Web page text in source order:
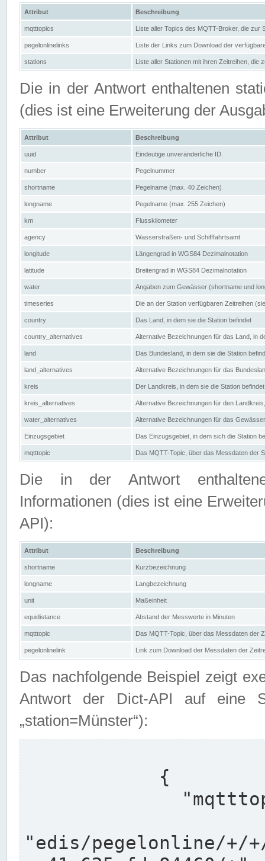
Attribut Beschreibung
mqtttopics Liste aller Topics des MQTT-Broker, die zur
pegelonlinelinks Liste der Links zum Download der
stations Liste aller Stationen mit ihren Zeitreihen, die
Die in der Antwort enthaltenen
(dies ist eine Erweiterung der
Attribut Beschreibung
uuid Eindeutige unveränderliche ID.
number Pegelnummer
shortname Pegelname (max. 40 Zeichen)
longname Pegelname (max. 255 Zeichen)
km Flusskilometer
agency Wasserstraßen- und Schifffahrtsamt
longitude Längengrad in WGS84 Dezimalnotation
latitude Breitengrad in WGS84 Dezimalnotation
water Angaben zum Gewässer (shortname und
timeseries Die an der Station verfügbaren Zeitreihen
country Das Land, in dem sie die Station befindet
country_alternatives Alternative Bezeichnungen für das Land, in
land Das Bundesland, in dem sie die Station
land_alternatives Alternative Bezeichnungen für das
kreis Der Landkreis, in dem sie die Station befindet
kreis_alternatives Alternative Bezeichnungen für den
water_alternatives Alternative Bezeichnungen für das
Einzugsgebiet Das Einzugsgebiet, in dem sich die Station
mqtttopic Das MQTT-Topic, über das Messdaten der
Die in der Antwort
Informationen (dies ist eine
API):
Attribut Beschreibung
shortname Kurzbezeichnung
longname Langbezeichnung
unit Maßeinheit
equidistance Abstand der Messwerte in Minuten
mqtttopic Das MQTT-Topic, über das Messdaten der
pegelonlinelink Link zum Download der Messdaten der
Das nachfolgende Beispiel zeigt
Antwort der Dict-API auf eine
„station=Münster“):
"edis/pegelonline/+/